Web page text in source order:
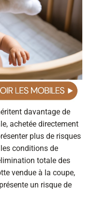
davantage de
achetée directement
plus de risques
conditions de
totale des
vendue à la coupe,
un risque de